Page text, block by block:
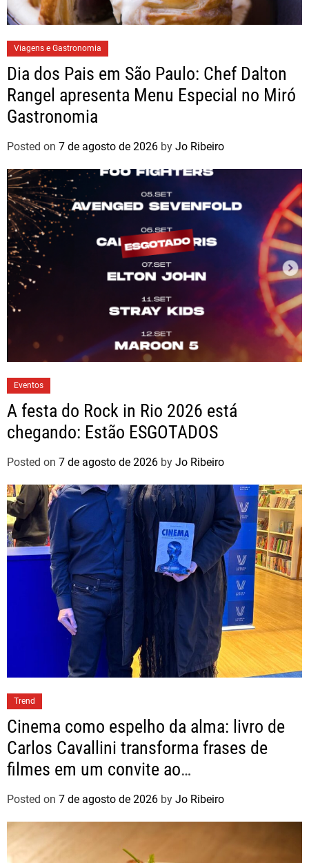
Viagens e Gastronomia
Dia dos Pais em São Paulo: Chef Dalton
Rangel apresenta Menu Especial no Miró
Gastronomia
Posted on 7 de agosto de 2026 by Jo Ribeiro
Eventos
A festa do Rock in Rio 2026 está
chegando: Estão ESGOTADOS
Posted on 7 de agosto de 2026 by Jo Ribeiro
Trend
Cinema como espelho da alma: livro de
Carlos Cavallini transforma frases de
filmes em um convite ao
autoconhecimento
Posted on 7 de agosto de 2026 by Jo Ribeiro